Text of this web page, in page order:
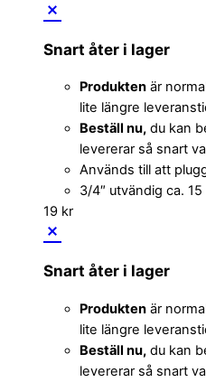
Snart åter i lager
Produkten är
lite längre
Beställ nu, du kan
levererar så snart
Används till att
3/4″ utvändig ca. 15
19 kr
Snart åter i lager
Produkten är
lite längre
Beställ nu, du kan
levererar så snart